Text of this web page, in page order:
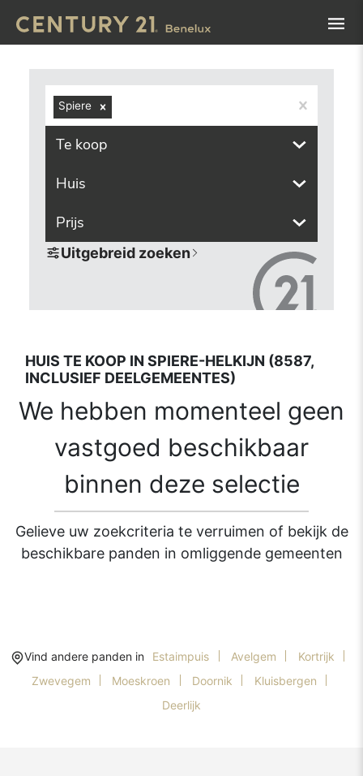
Spiere
Te koop
Huis
Prijs
Uitgebreid zoeken
HUIS TE KOOP IN SPIERE-HELKIJN (8587,
INCLUSIEF DEELGEMEENTES)
We hebben momenteel geen
vastgoed beschikbaar
binnen deze selectie
Gelieve uw zoekcriteria te verruimen of bekijk de
beschikbare panden in omliggende gemeenten
Vind andere panden in Estaimpuis Avelgem
Kortrijk
Zwevegem
Moeskroen Doornik
Kluisbergen
Deerlijk